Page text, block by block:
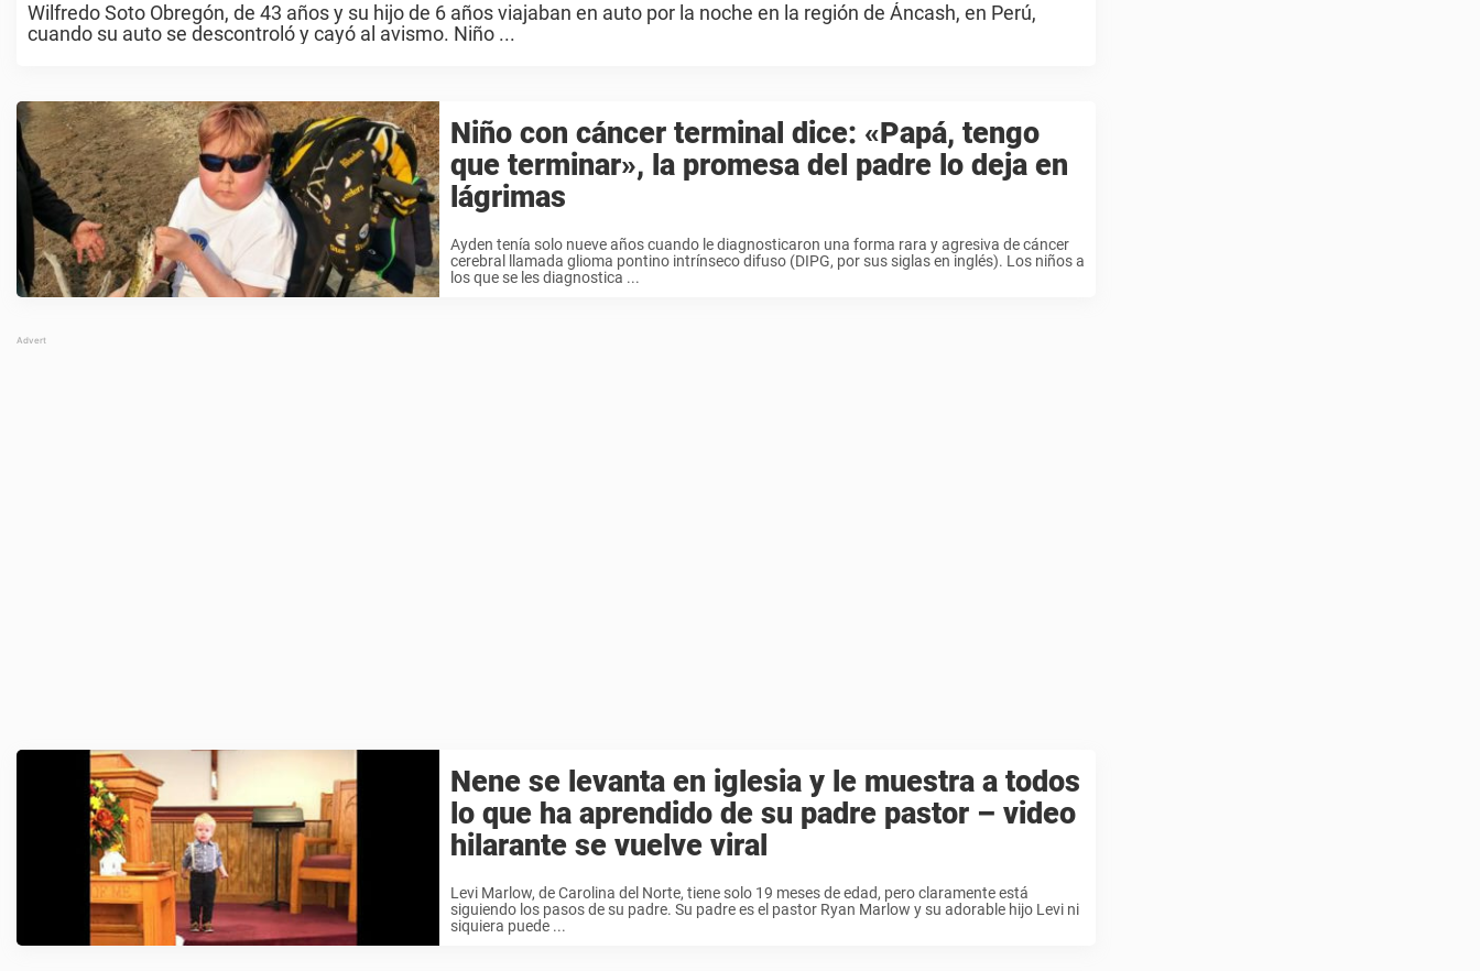
Wilfredo Soto Obregón, de 43 años y su hijo de 6 años viajaban en auto por la noche en la región de Áncash, en Perú,
cuando su auto se descontroló y cayó al avismo. Niño ...
Niño con cáncer terminal dice: «Papá, tengo
que terminar», la promesa del padre lo deja en
lágrimas
Ayden tenía solo nueve años cuando le diagnosticaron una forma rara y agresiva de cáncer
cerebral llamada glioma pontino intrínseco difuso (DIPG, por sus siglas en inglés). Los niños a
los que se les diagnostica ...
Nene se levanta en iglesia y le muestra a todos
lo que ha aprendido de su padre pastor – video
hilarante se vuelve viral
Levi Marlow, de Carolina del Norte, tiene solo 19 meses de edad, pero claramente está
siguiendo los pasos de su padre. Su padre es el pastor Ryan Marlow y su adorable hijo Levi ni
siquiera puede ...